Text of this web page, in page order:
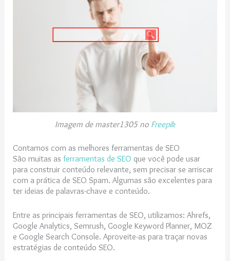
Imagem de master1305 no Freepik
Contamos com as melhores ferramentas de SEO
São muitas asferramentas de SEO que você pode usar
para construir conteúdo relevante, sem precisar se arriscar
com a prática de SEO Spam. Algumas são excelentes para
ter ideias de palavras-chave e conteúdo.
Entre as principais ferramentas de SEO, utilizamos: Ahrefs,
Google Analytics, Semrush, Google Keyword Planner, MOZ
e Google Search Console. Aproveite-as para traçar novas
estratégias de conteúdo SEO.